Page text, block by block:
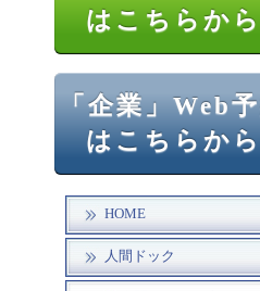
はこちらから
「企業」Web
はこちらか
HOME
人間ドック